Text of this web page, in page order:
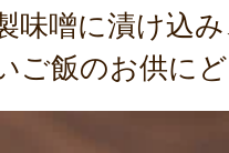
味噌に漬け込
ご飯のお供に